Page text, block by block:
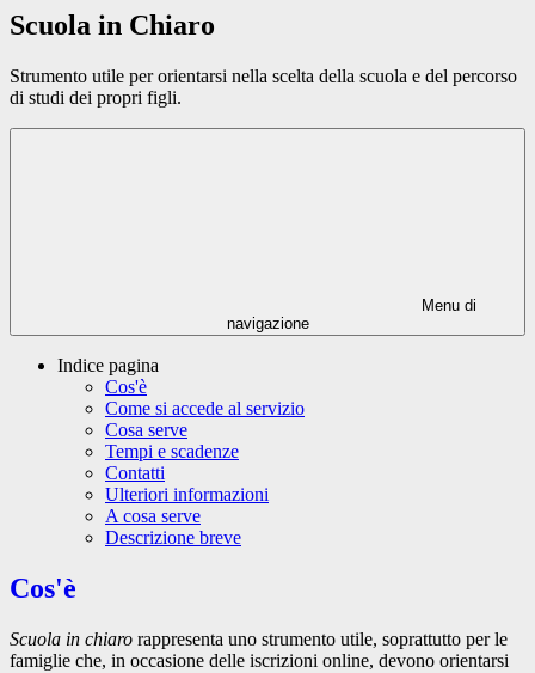
Scuola in Chiaro
Strumento utile per orientarsi nella scelta della scuola e del percorso
di studi dei propri figli.
Menu di
navigazione
Indice pagina
Cos'è
Come si accede al servizio
Cosa serve
Tempi e scadenze
Contatti
Ulteriori informazioni
A cosa serve
Descrizione breve
Cos'è
Scuola in chiaro rappresenta uno strumento utile, soprattutto per le
famiglie che, in occasione delle iscrizioni online, devono orientarsi